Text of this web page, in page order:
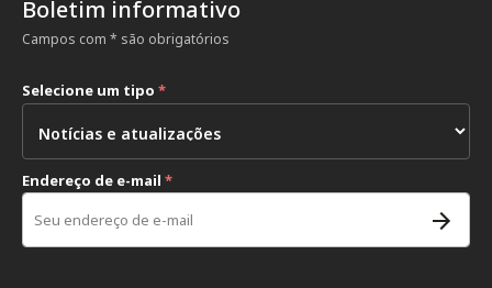
Boletim informativo
Campos com * são obrigatórios
Selecione um tipo *
Endereço de e-mail *